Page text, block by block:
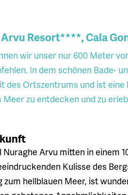
Resort****, Cala
wir unser nur 600 Meter
In dem schönen Bade-
des Ortszentrums und ist
Meer zu entdecken und zu
Nuraghe Arvu mitten in einem
Kulisse des
hellblauen Meer, ist